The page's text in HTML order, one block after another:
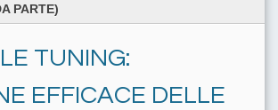
PARTE)
TUNING:
EFFICACE DELLE